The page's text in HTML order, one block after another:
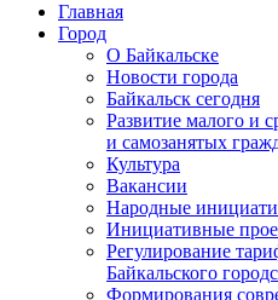
Главная
Город
О Байкальске
Новости города
Байкальск сегодня
Развитие малого и
и самозанятых
Культура
Вакансии
Народные
Инициативные
Регулирование
Байкальского
Формирования